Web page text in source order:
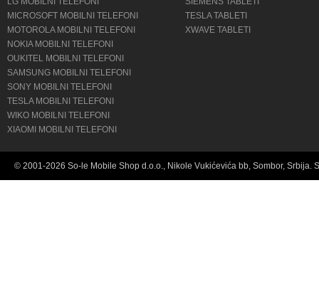
MICROSOFT MOBILNI TELEFONI
MOTOROLA MOBILNI TELEFONI
NOKIA MOBILNI TELEFONI
OUKITEL MOBILNI TELEFONI
SAMSUNG MOBILNI TELEFONI
SONY MOBILNI TELEFONI
TESLA MOBILNI TELEFONI
WIKO MOBILNI TELEFONI
XIAOMI MOBILNI TELEFONI
TESLA TABLETI
XWAVE TABLETI
© 2001-2026 So-le Mobile Shop d.o.o., Nikole Vukićevića bb, Sombor, Srbija.